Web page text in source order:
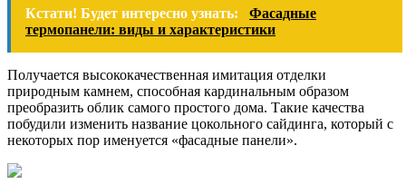
Кстати! Будет интересно узнать:
Фасадные
термопанели: виды и характеристики
Получается высококачественная имитация отделки
природным камнем, способная кардинальным образом
преобразить облик самого простого дома. Такие качества
побудили изменить название цокольного сайдинга, который с
некоторых пор именуется «фасадные панели».